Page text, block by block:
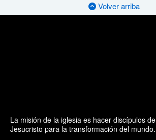
Volver arriba
La misión de la iglesia es hacer discípulos de
Jesucristo para la transformación del mundo.